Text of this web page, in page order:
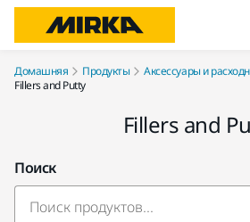
Домашняя Продукты
Аксессуары и
Fillers and Putty
Fillers and
Поиск